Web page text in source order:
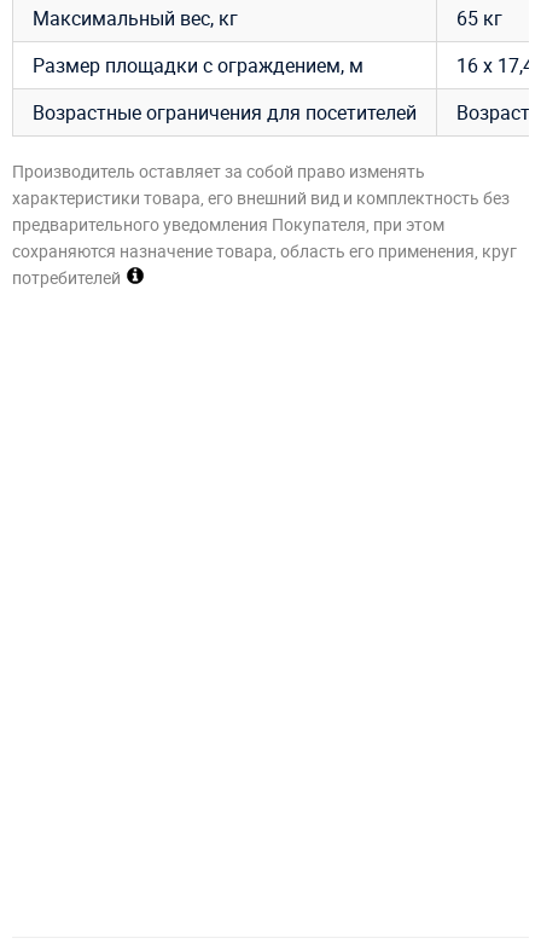
Максимальный вес, кг
65 кг
Размер площадки с ограждением, м
16 х
Возрастные ограничения для посетителей
Возраст
Производитель оставляет за собой право изменять
характеристики товара, его внешний вид и комплектность без
предварительного уведомления Покупателя, при этом
сохраняются назначение товара, область его применения, круг
потребителей